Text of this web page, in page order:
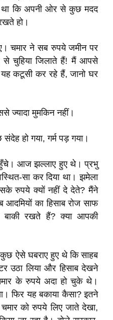
था कि अपनी ओर से कुछ मदद
हो।
चमार ने सब रुपये जमीन पर
चुहिया जिलाते हैं! मैं आपसे
कटूसी कर रहे हैं, जानो घर
ज्यादा मुमकिन नहीं।
हो गया, गर्म पड़ गया।
आज झल्लाए हुए थे। प्रभु
सा कर दिया था। झमेला
रुपये क्यों नहीं दे देते? मैंने
का हिसाब रोज साफ
बाकी रखते हैं? क्या आपकी
ऐसे घबराए हुए थे कि साहब
उठा लिया और हिसाब देखने
के रुपये अदा हो चुके थे।
फिर यह बकाया कैसा? इतने
को रुपये लिए जाते देखा,